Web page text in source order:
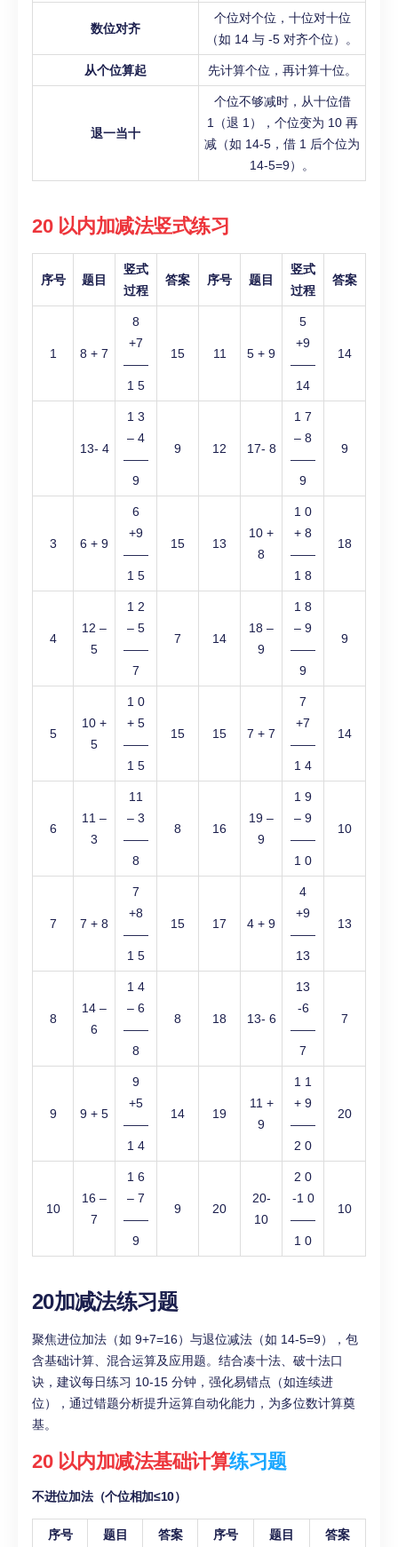
数位对齐
个位对个位，十位对十位
（如 14 与 -5 对齐个位）。
从个位算起 先计算个位，再计算十位。
退一当十
个位不够减时，从十位借
1（退 1），个位变为 10 再
减（如 14-5，借 1 后个位为
14-5=9）。
20 以内加减法竖式练习
序号 题目
竖式
过程
答案 序号 题目
竖式
过程
答案
1 8 + 7
8
+7
——
1 5
15 11 5 + 9
5
+9
——
14
14
13- 4
1 3
– 4
——
9
9 12 17- 8
1 7
– 8
——
9
9
3 6 + 9
6
+9
——
1 5
15 13
10 +
8
1 0
+ 8
——
1 8
18
4
12 –
5
1 2
– 5
——
7
7 14
18 –
9
1 8
– 9
——
9
9
5
10 +
5
1 0
+ 5
——
1 5
15 15 7 + 7
7
+7
——
1 4
14
6
11 –
3
11
– 3
——
8
8 16
19 –
9
1 9
– 9
——
1 0
10
7 7 + 8
7
+8
——
1 5
15 17 4 + 9
4
+9
——
13
13
8
14 –
6
1 4
– 6
——
8
8 18 13- 6
13
-6
——
7
7
9 9 + 5
9
+5
——
1 4
14 19
11 +
9
1 1
+ 9
——
2 0
20
10
16 –
7
1 6
– 7
——
9
9 20
20-
10
2 0
-1 0
——
1 0
10
20加减法练习题
聚焦进位加法（如 9+7=16）与退位减法（如 14-5=9），包
含基础计算、混合运算及应用题。结合凑十法、破十法口
诀，建议每日练习 10-15 分钟，强化易错点（如连续进
位），通过错题分析提升运算自动化能力，为多位数计算奠
基。
20 以内加减法基础计算练习题
不进位加法（个位相加≤10）
序号 题目 答案 序号 题目 答案